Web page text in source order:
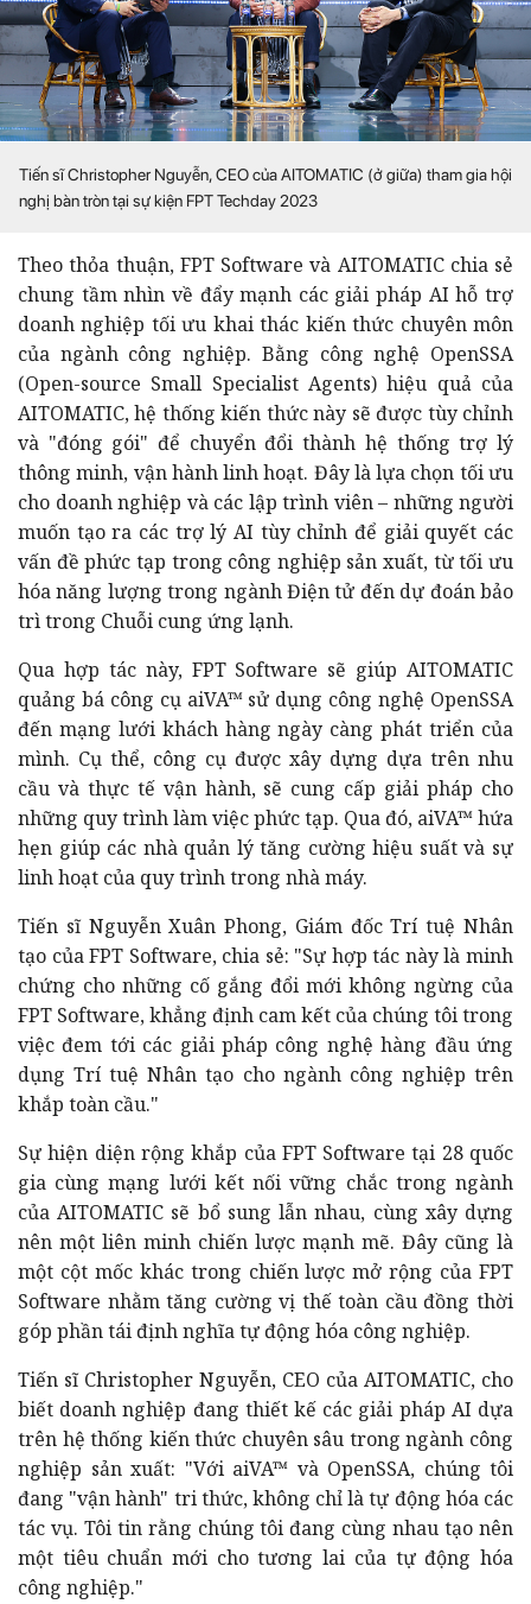
Tiến sĩ Christopher Nguyễn, CEO của AITOMATIC (ở giữa) tham gia hội
nghị bàn tròn tại sự kiện FPT Techday 2023
Theo thỏa thuận, FPT Software và AITOMATIC chia sẻ
chung tầm nhìn về đẩy mạnh các giải pháp AI hỗ trợ
doanh nghiệp tối ưu khai thác kiến thức chuyên môn
của ngành công nghiệp. Bằng công nghệ OpenSSA
(Open-source Small Specialist Agents) hiệu quả của
AITOMATIC, hệ thống kiến thức này sẽ được tùy chỉnh
và "đóng gói" để chuyển đổi thành hệ thống trợ lý
thông minh, vận hành linh hoạt. Đây là lựa chọn tối ưu
cho doanh nghiệp và các lập trình viên – những người
muốn tạo ra các trợ lý AI tùy chỉnh để giải quyết các
vấn đề phức tạp trong công nghiệp sản xuất, từ tối ưu
hóa năng lượng trong ngành Điện tử đến dự đoán bảo
trì trong Chuỗi cung ứng lạnh.
Qua hợp tác này, FPT Software sẽ giúp AITOMATIC
quảng bá công cụ aiVA™ sử dụng công nghệ OpenSSA
đến mạng lưới khách hàng ngày càng phát triển của
mình. Cụ thể, công cụ được xây dựng dựa trên nhu
cầu và thực tế vận hành, sẽ cung cấp giải pháp cho
những quy trình làm việc phức tạp. Qua đó, aiVA™ hứa
hẹn giúp các nhà quản lý tăng cường hiệu suất và sự
linh hoạt của quy trình trong nhà máy.
Tiến sĩ Nguyễn Xuân Phong, Giám đốc Trí tuệ Nhân
tạo của FPT Software, chia sẻ: "Sự hợp tác này là minh
chứng cho những cố gắng đổi mới không ngừng của
FPT Software, khẳng định cam kết của chúng tôi trong
việc đem tới các giải pháp công nghệ hàng đầu ứng
dụng Trí tuệ Nhân tạo cho ngành công nghiệp trên
khắp toàn cầu."
Sự hiện diện rộng khắp của FPT Software tại 28 quốc
gia cùng mạng lưới kết nối vững chắc trong ngành
của AITOMATIC sẽ bổ sung lẫn nhau, cùng xây dựng
nên một liên minh chiến lược mạnh mẽ. Đây cũng là
một cột mốc khác trong chiến lược mở rộng của FPT
Software nhằm tăng cường vị thế toàn cầu đồng thời
góp phần tái định nghĩa tự động hóa công nghiệp.
Tiến sĩ Christopher Nguyễn, CEO của AITOMATIC, cho
biết doanh nghiệp đang thiết kế các giải pháp AI dựa
trên hệ thống kiến thức chuyên sâu trong ngành công
nghiệp sản xuất: "Với aiVA™ và OpenSSA, chúng tôi
đang "vận hành" tri thức, không chỉ là tự động hóa các
tác vụ. Tôi tin rằng chúng tôi đang cùng nhau tạo nên
một tiêu chuẩn mới cho tương lai của tự động hóa
công nghiệp."